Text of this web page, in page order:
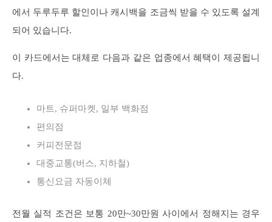
에서 두루두루 할인이나 캐시백을 조금씩 받을 수 있도록 설계
되어 있습니다.
이 카드에서는 대체로 다음과 같은 업종에서 혜택이 제공됩니
다.
마트, 슈퍼마켓, 일부 백화점
편의점
커피전문점
대중교통(버스, 지하철)
통신요금 자동이체
전월 실적 조건은 보통 20만~30만원 사이에서 정해지는 경우